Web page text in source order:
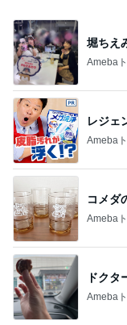
堀ちえ
Ameba
レジェ
Ameba
コメダ
Ameba
ドクタ
Ameba